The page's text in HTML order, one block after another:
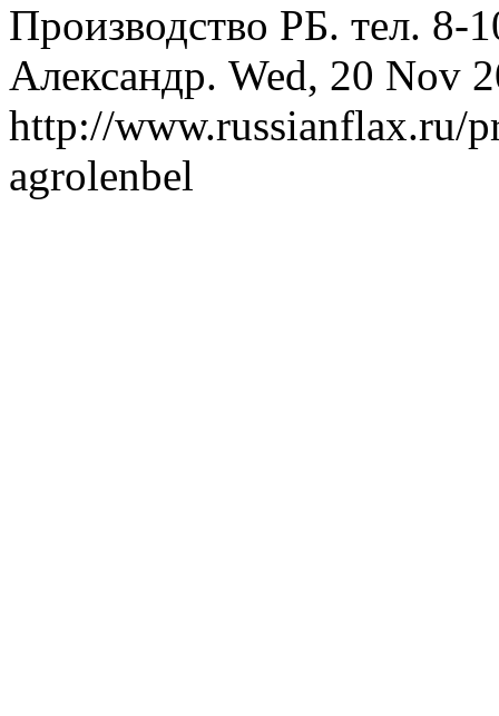
Производство РБ. тел. 8-
Александр. Wed, 20 Nov
http://www.russianflax.ru/
agrolenbel